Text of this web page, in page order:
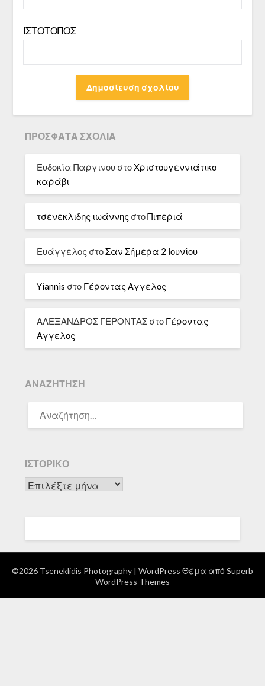
ΙΣΤΌΤΟΠΟΣ
ΠΡΌΣΦΑΤΑ ΣΧΌΛΙΑ
Ευδοκία Παργινου στοΧριστουγεννιάτικο
καράβι
τσενεκλιδης ιωάννης στοΠιπεριά
Ευάγγελος στοΣαν Σήμερα 2 Ιουνίου
Yiannis στο Γέροντας Αγγελος
ΑΛΕΞΑΝΔΡΟΣ ΓΕΡΟΝΤΑΣ στο Γέροντας
Αγγελος
ΑΝΑΖΉΤΗΣΗ
ΓΙΑ:
ΙΣΤΟΡΙΚΌ
Ιστορικό
©2026 Tseneklidis Photography | WordPress Θέμα από Superb
WordPress Themes